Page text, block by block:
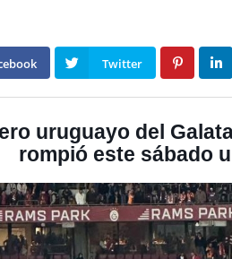
Twitter
uruguayo del
rompió este sábado